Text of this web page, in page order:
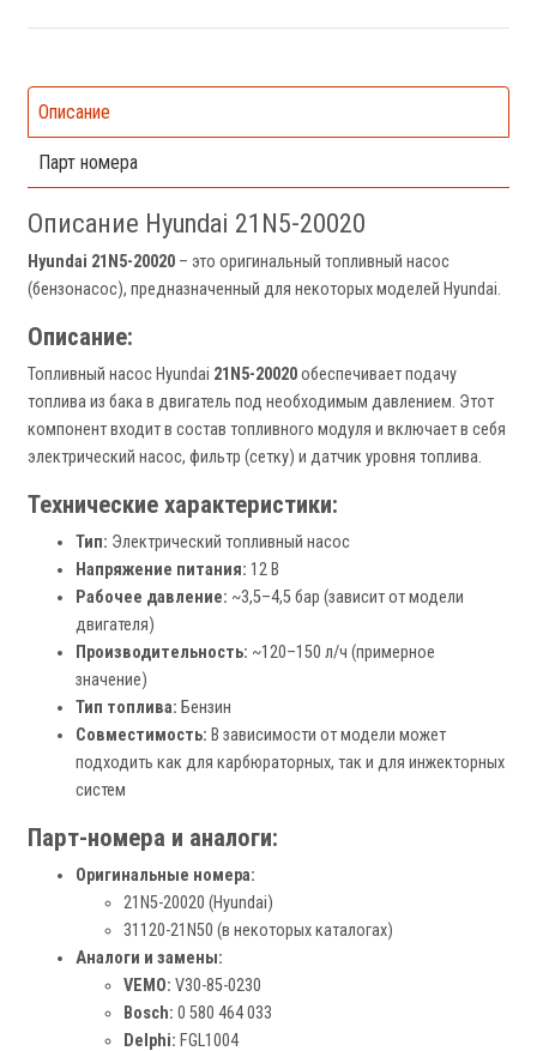
Описание
Парт номера
Описание Hyundai 21N5-20020
Hyundai 21N5-20020 – это оригинальный топливный насос
(бензонасос), предназначенный для некоторых моделей Hyundai.
Описание:
Топливный насос Hyundai 21N5-20020обеспечивает подачу
топлива из бака в двигатель под необходимым давлением. Этот
компонент входит в состав топливного модуля и включает в себя
электрический насос, фильтр (сетку) и датчик уровня топлива.
Технические характеристики:
Тип: Электрический топливный насос
Напряжение питания: 12 В
Рабочее давление: ~3,5–4,5 бар (зависит от модели
двигателя)
Производительность: ~120–150 л/ч (примерное
значение)
Тип топлива: Бензин
Совместимость: В зависимости от модели может
подходить как для карбюраторных, так и для инжекторных
систем
Парт-номера и аналоги:
Оригинальные номера:
21N5-20020 (Hyundai)
31120-21N50 (в некоторых каталогах)
Аналоги и замены:
VEMO: V30-85-0230
Bosch: 0 580 464 033
Delphi: FGL1004